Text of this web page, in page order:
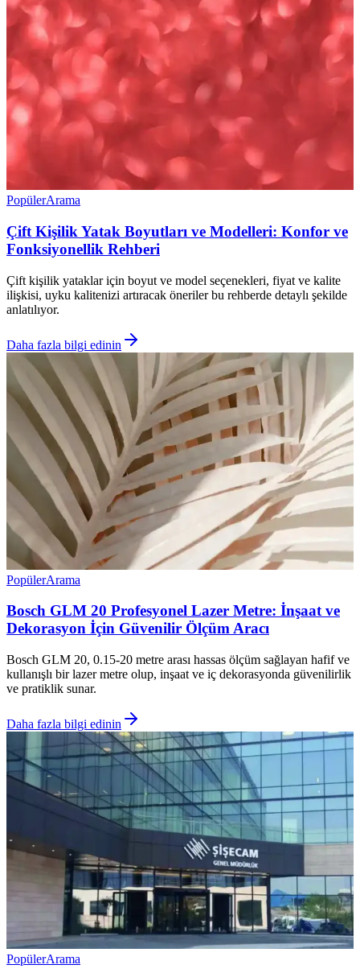
PopülerArama
Çift Kişilik Yatak Boyutları ve Modelleri: Konfor ve
Fonksiyonellik Rehberi
Çift kişilik yataklar için boyut ve model seçenekleri, fiyat ve kalite
ilişkisi, uyku kalitenizi artıracak öneriler bu rehberde detaylı şekilde
anlatılıyor.
Daha fazla bilgi edinin
PopülerArama
Bosch GLM 20 Profesyonel Lazer Metre: İnşaat ve
Dekorasyon İçin Güvenilir Ölçüm Aracı
Bosch GLM 20, 0.15-20 metre arası hassas ölçüm sağlayan hafif ve
kullanışlı bir lazer metre olup, inşaat ve iç dekorasyonda güvenilirlik
ve pratiklik sunar.
Daha fazla bilgi edinin
PopülerArama